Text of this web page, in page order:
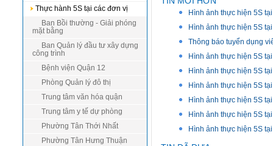
Thực hành 5S tại các đơn vị
Ban Bồi thường - Giải phóng
mặt bằng
Ban Quản lý đầu tư xây dựng
công trình
Bệnh viện Quận 12
Phòng Quản lý đô thị
Trung tâm văn hóa quận
Trung tâm y tế dự phòng
Phường Tân Thới Nhất
Phường Tân Hưng Thuận
Hình ảnh thực hiện 5S
Hình ảnh thực hiện 5S
Thông báo tuyển dụng
Hình ảnh thực hiện 5S
Hình ảnh thực hiện 5S
Hình ảnh thực hiện 5S
Hình ảnh thực hiện 5S
Hình ảnh thực hiện 5S
Hình ảnh thực hiện 5S